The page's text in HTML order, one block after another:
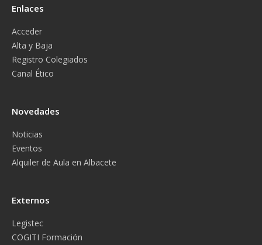
Enlaces
Acceder
Alta y Baja
Registro Colegiados
Canal Ético
Novedades
Noticias
Eventos
Alquiler de Aula en Albacete
Externos
Legistec
COGITI Formación